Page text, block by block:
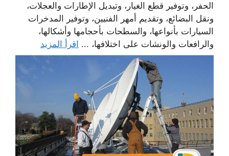
الحفر، وتوفير قطع الغيار، وتبديل الإطارات والعجلات،
ونقل البضائع، وتقديم أمهر الفنيين، وتوفير المدخرات
السيارات بأنواعها، والسطحات بأحجامها وأشكالها،
والرافعات والونشات على اختلافها، ... اقرأ المزيد